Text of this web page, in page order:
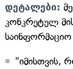
დეტალები:
კონკრეტულ
საინფორმაციო
"იმისთვის,